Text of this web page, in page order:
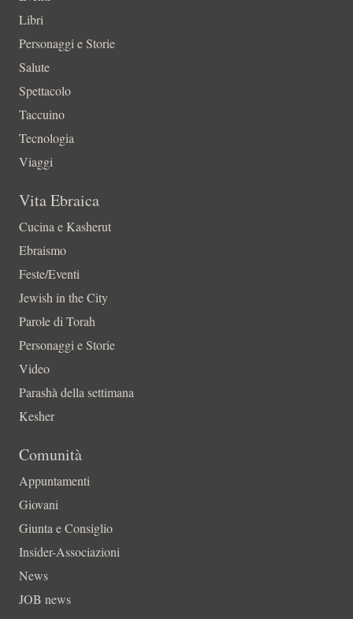
Libri
Personaggi e Storie
Salute
Spettacolo
Taccuino
Tecnologia
Viaggi
Vita Ebraica
Cucina e Kasherut
Ebraismo
Feste/Eventi
Jewish in the City
Parole di Torah
Personaggi e Storie
Video
Parashà della settimana
Kesher
Comunità
Appuntamenti
Giovani
Giunta e Consiglio
Insider-Associazioni
News
JOB news